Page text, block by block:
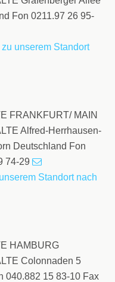
Fon 0211.97 26 95-
zu unserem Standort
FRANKFURT/ MAIN
Alfred-Herrhausen-
Deutschland Fon
74-29
Standort nach
HAMBURG
Colonnaden 5
040.882 15 83-10 Fax